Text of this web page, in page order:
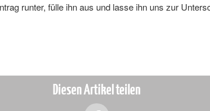
runter, fülle ihn aus und lasse ihn uns zur
Diesen Artikel teilen